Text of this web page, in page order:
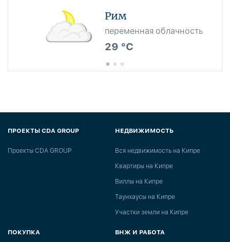
Рим
переменная облачность
29 °C
ПРОЕКТЫ CDA GROUP
Проекты CDA GROUP
НЕДВИЖИМОСТЬ
Вся недвижимость на Кипре
Квартиры на Кипре
Виллы на Кипре
Таунхаусы на Кипре
Участки земли на Кипре
ПОКУПКА ВНЖ И РАБОТА